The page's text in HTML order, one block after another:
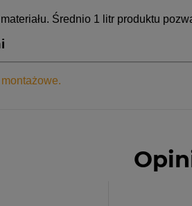
Średnio 1 litr produktu